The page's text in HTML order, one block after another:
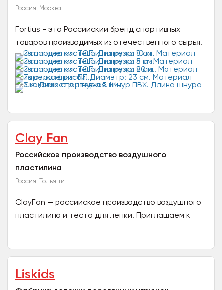
Россия, Москва
Fortius - это Российский бренд спортивных
товаров производимых из отечественного сырья.
Наша продукция производится на предприятии в
Тульской...
Clay Fan
Российское производство воздушного
пластилина
Россия, Тольятти
ClayFan — российское производство воздушного
пластилина и теста для лепки. Приглашаем к
Liskids